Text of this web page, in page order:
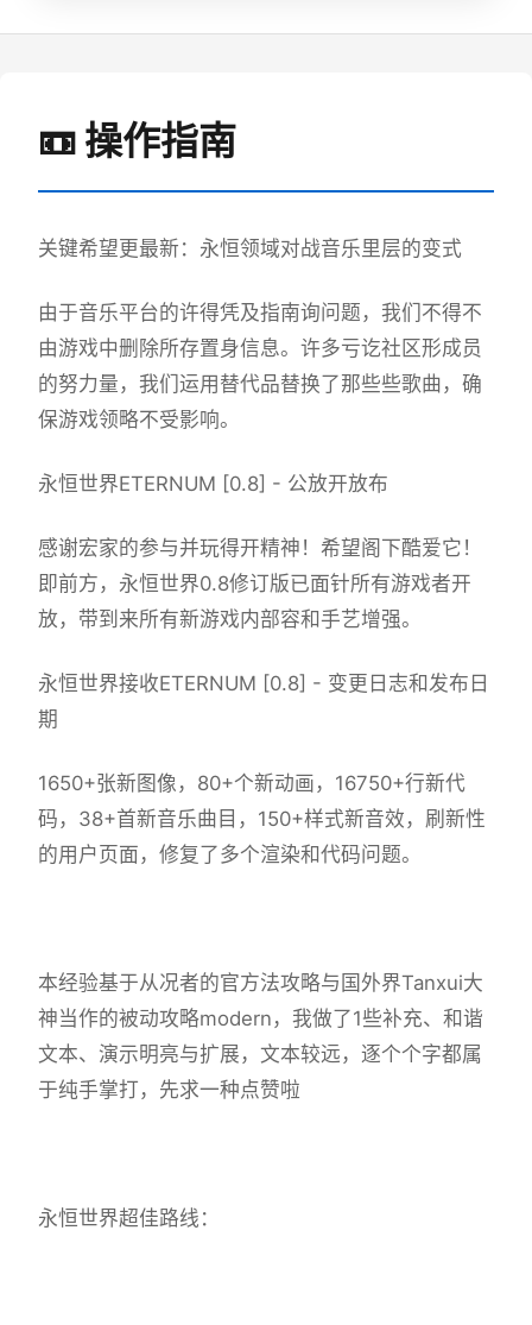
📼 操作指南
关键希望更最新：永恒领域对战音乐里层的变式
由于音乐平台的许得凭及指南询问题，我们不得不
由游戏中删除所存置身信息。许多亏讫社区形成员
的努力量，我们运用替代品替换了那些些歌曲，确
保游戏领略不受影响。
永恒世界ETERNUM [0.8] - 公放开放布
感谢宏家的参与并玩得开精神！希望阁下酷爱它！
即前方，永恒世界0.8修订版已面针所有游戏者开
放，带到来所有新游戏内部容和手艺增强。
永恒世界接收ETERNUM [0.8] - 变更日志和发布日
期
1650+张新图像，80+个新动画，16750+行新代
码，38+首新音乐曲目，150+样式新音效，刷新性
的用户页面，修复了多个渲染和代码问题。
本经验基于从况者的官方法攻略与国外界Tanxui大
神当作的被动攻略modern，我做了1些补充、和谐
文本、演示明亮与扩展，文本较远，逐个个字都属
于纯手掌打，先求一种点赞啦
永恒世界超佳路线：